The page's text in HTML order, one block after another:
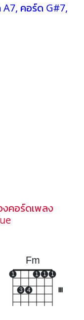
A7, คอร์ด G#7,
งคอร์ดเพลง
Fm
1
3 4
1 1 1